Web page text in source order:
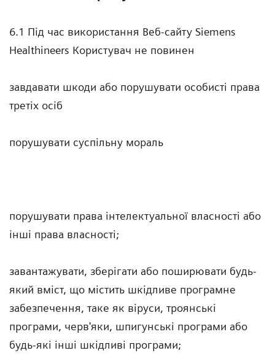
6.1 Під час використання Веб-сайту Siemens
Healthineers Користувач не повинен
завдавати шкоди або порушувати особисті права
третіх осіб
порушувати суспільну мораль
порушувати права інтелектуальної власності або
інші права власності;
завантажувати, зберігати або поширювати будь-
який вміст, що містить шкідливе програмне
забезпечення, таке як віруси, троянські
програми, черв'яки, шпигунські програми або
будь-які інші шкідливі програми;